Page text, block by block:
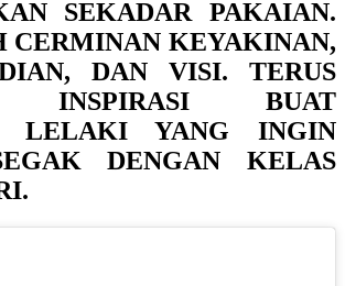
SEKADAR PAKAIAN.
CERMINAN KEYAKINAN,
DAN VISI. TERUS
INSPIRASI BUAT
LELAKI YANG INGIN
DENGAN KELAS